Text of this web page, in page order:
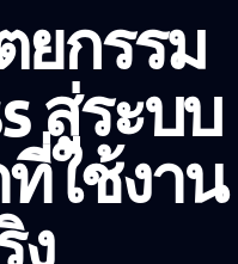
ยกรรม
สู่ระบบ
ใช้งาน
ง